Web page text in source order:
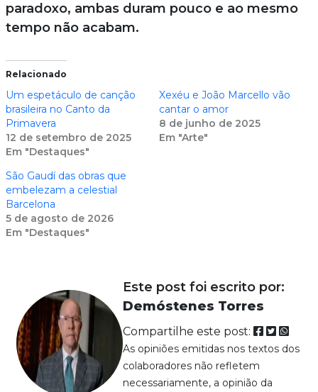
paradoxo, ambas duram pouco e ao mesmo
tempo não acabam.
Relacionado
Um espetáculo de canção
brasileira no Canto da
Primavera
12 de setembro de 2025
Em "Destaques"
Xexéu e João Marcello vão
cantar o amor
8 de junho de 2025
Em "Arte"
São Gaudí das obras que
embelezam a celestial
Barcelona
5 de agosto de 2026
Em "Destaques"
Este post foi escrito por:
Demóstenes Torres
Compartilhe este post:
As opiniões emitidas nos textos dos
colaboradores não refletem
necessariamente, a opinião da